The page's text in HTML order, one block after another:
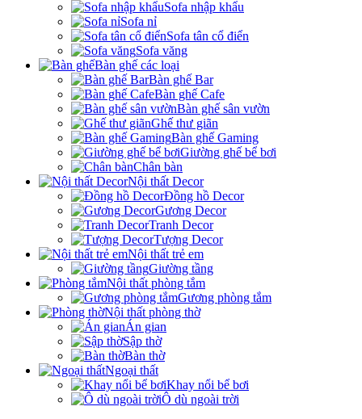
Sofa nhập khẩu
Sofa nỉ
Sofa tân cổ điển
Sofa văng
Bàn ghế các loại
Bàn ghế Bar
Bàn ghế Cafe
Bàn ghế sân vườn
Ghế thư giãn
Bàn ghế Gaming
Giường ghế bể bơi
Chân bàn
Nội thất Decor
Đồng hồ Decor
Gương Decor
Tranh Decor
Tượng Decor
Nội thất trẻ em
Giường tầng
Nội thất phòng tắm
Gương phòng tắm
Nội thất phòng thờ
Án gian
Sập thờ
Bàn thờ
Ngoại thất
Khay nổi bể bơi
Ô dù ngoài trời